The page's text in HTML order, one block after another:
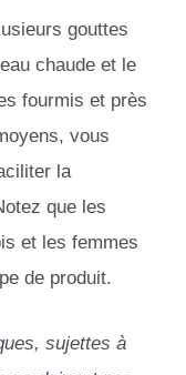
gouttes
chaude et le
fourmis et près
vous
la
que les
et les femmes
de produit.
sujettes à